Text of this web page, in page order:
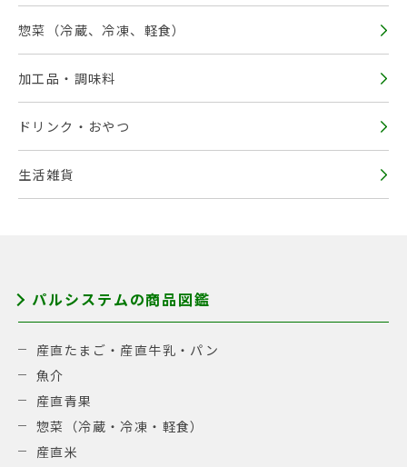
惣菜（冷蔵、冷凍、軽食）
加工品・調味料
ドリンク・おやつ
生活雑貨
パルシステムの商品図鑑
産直たまご・産直牛乳・パン
魚介
産直青果
惣菜（冷蔵・冷凍・軽食）
産直米